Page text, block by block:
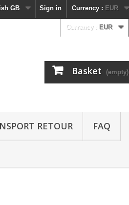
Currency : EUR
Sign in
GB
Currency : EUR
Basket (empty)
RETOUR FAQ